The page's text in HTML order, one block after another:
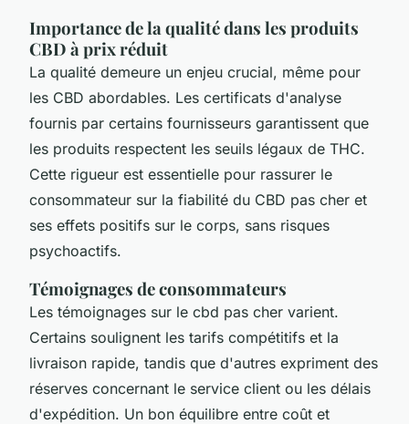
Importance de la qualité dans les produits
CBD à prix réduit
La qualité demeure un enjeu crucial, même pour
les CBD abordables. Les certificats d'analyse
fournis par certains fournisseurs garantissent que
les produits respectent les seuils légaux de THC.
Cette rigueur est essentielle pour rassurer le
consommateur sur la fiabilité du CBD pas cher et
ses effets positifs sur le corps, sans risques
psychoactifs.
Témoignages de consommateurs
Les témoignages sur le cbd pas cher varient.
Certains soulignent les tarifs compétitifs et la
livraison rapide, tandis que d'autres expriment des
réserves concernant le service client ou les délais
d'expédition. Un bon équilibre entre coût et